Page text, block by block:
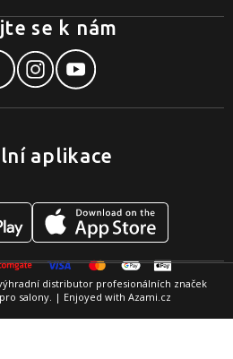
aplikace
se k nám
distributor profesionálních značek
salony. | Enjoyed with Azami.cz